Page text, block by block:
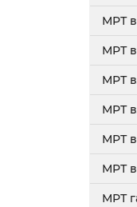
МРТ
МРТ
МРТ
МРТ
МРТ
МРТ
МРТ